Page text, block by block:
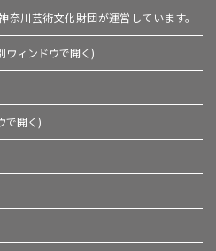
川芸術文化財団が運営しています。
ウィンドウで開く)
で開く)